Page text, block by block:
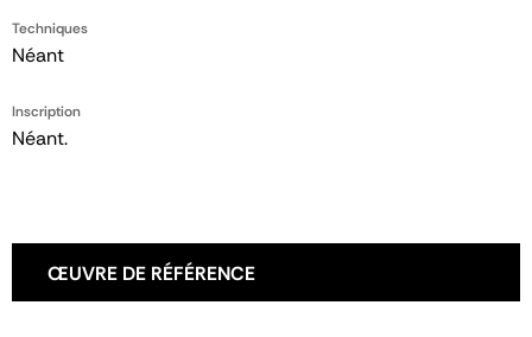
Techniques
Néant
Inscription
Néant.
ŒUVRE DE RÉFÉRENCE